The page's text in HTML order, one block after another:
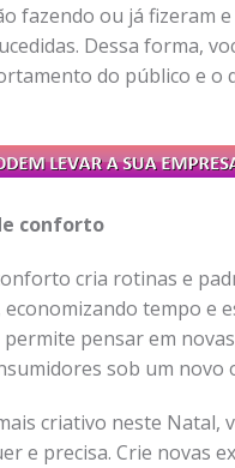
fazendo ou já fizeram e
Dessa forma,
do público e o
conforto
cria rotinas e
tempo e
pensar em
sob um novo
criativo neste Natal,
e precisa. Crie novas